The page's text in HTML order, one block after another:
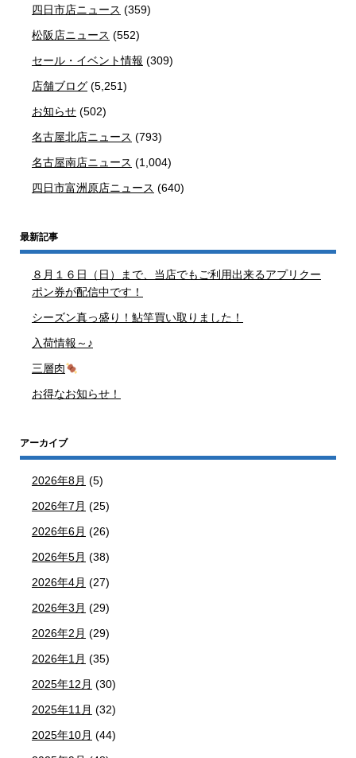
四日市店ニュース (359)
松阪店ニュース (552)
セール・イベント情報 (309)
店舗ブログ (5,251)
お知らせ (502)
名古屋北店ニュース (793)
名古屋南店ニュース (1,004)
四日市富洲原店ニュース (640)
最新記事
８月１６日（日）まで、当店でもご利用出来るアプリクー
ポン券が配信中です！
シーズン真っ盛り！鮎竿買い取りました！
入荷情報～♪
三層肉
お得なお知らせ！
アーカイブ
2026年8月 (5)
2026年7月 (25)
2026年6月 (26)
2026年5月 (38)
2026年4月 (27)
2026年3月 (29)
2026年2月 (29)
2026年1月 (35)
2025年12月 (30)
2025年11月 (32)
2025年10月 (44)